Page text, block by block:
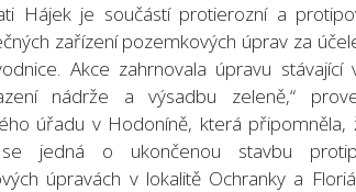
Hájek je součástí protierozní a
zařízení pozemkových úprav za
Akce zahrnovala úpravu
nádrže a výsadbu zeleně,“
úřadu v Hodoníně, která
se jedná o ukončenou stavbu
úpravách v lokalitě Ochranky a